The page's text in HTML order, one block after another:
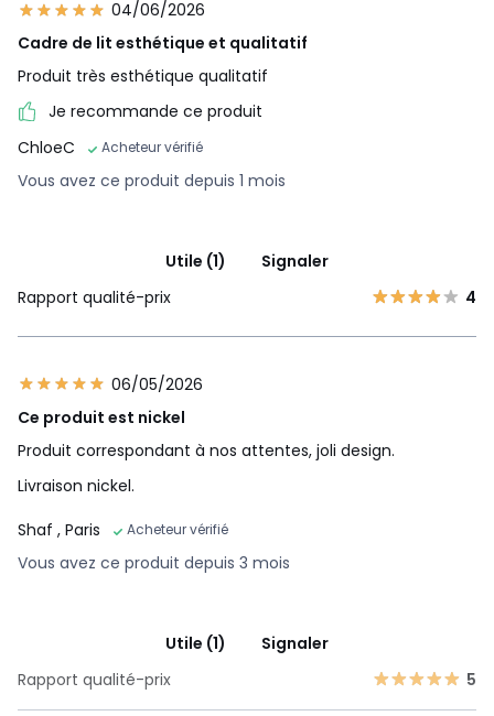
04/06/2026
Cadre de lit esthétique et qualitatif
Produit très esthétique qualitatif
Je recommande ce produit
ChloeC
Acheteur vérifié
Vous avez ce produit depuis 1 mois
Utile (1)
Signaler
Rapport qualité-prix
4
06/05/2026
Ce produit est nickel
Produit correspondant à nos attentes, joli design.
Livraison nickel.
Shaf , Paris Acheteur vérifié
Vous avez ce produit depuis 3 mois
Utile (1)
Signaler
Rapport qualité-prix
5